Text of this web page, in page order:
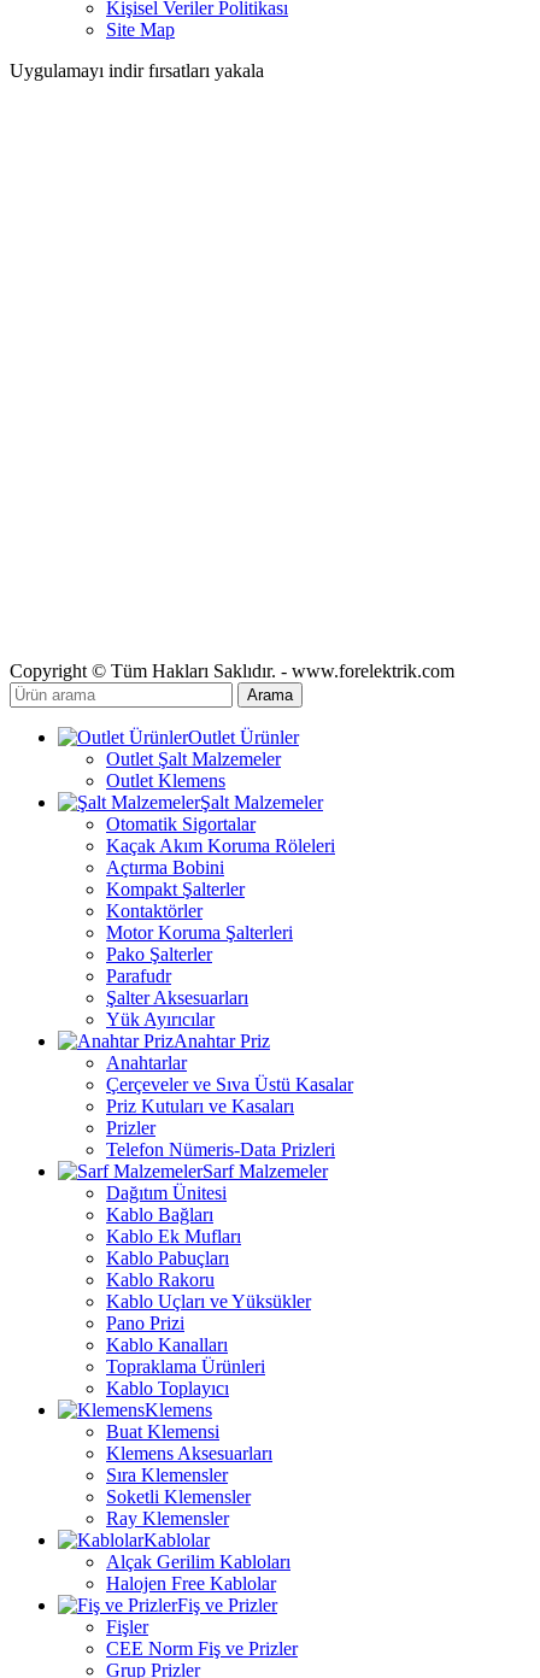
Kişisel Veriler Politikası
Site Map
Uygulamayı indir fırsatları yakala
Copyright © Tüm Hakları Saklıdır. - www.forelektrik.com
Arama
Outlet Ürünler
Outlet Şalt Malzemeler
Outlet Klemens
Şalt Malzemeler
Otomatik Sigortalar
Kaçak Akım Koruma Röleleri
Açtırma Bobini
Kompakt Şalterler
Kontaktörler
Motor Koruma Şalterleri
Pako Şalterler
Parafudr
Şalter Aksesuarları
Yük Ayırıcılar
Anahtar Priz
Anahtarlar
Çerçeveler ve Sıva Üstü Kasalar
Priz Kutuları ve Kasaları
Prizler
Telefon Nümeris-Data Prizleri
Sarf Malzemeler
Dağıtım Ünitesi
Kablo Bağları
Kablo Ek Mufları
Kablo Pabuçları
Kablo Rakoru
Kablo Uçları ve Yüksükler
Pano Prizi
Kablo Kanalları
Topraklama Ürünleri
Kablo Toplayıcı
Klemens
Buat Klemensi
Klemens Aksesuarları
Sıra Klemensler
Soketli Klemensler
Ray Klemensler
Kablolar
Alçak Gerilim Kabloları
Halojen Free Kablolar
Fiş ve Prizler
Fişler
CEE Norm Fiş ve Prizler
Grup Prizler